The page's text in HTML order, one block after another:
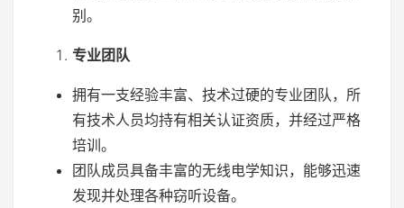
别。
专业团队
拥有一支经验丰富、技术过硬的专业团队，所
有技术人员均持有相关认证资质，并经过严格
培训。
团队成员具备丰富的无线电学知识，能够迅速
发现并处理各种窃听设备。